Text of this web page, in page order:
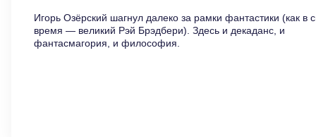
Игорь Озёрский шагнул далеко за рамки фантастики (как в
время — великий Рэй Брэдбери). Здесь и декаданс, и
фантасмагория, и философия.